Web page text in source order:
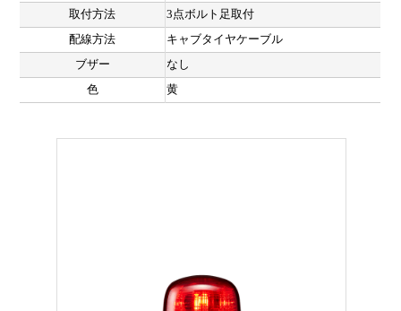
取付方法
3点ボルト足取付
配線方法
キャブタイヤケーブル
ブザー
なし
色
黄